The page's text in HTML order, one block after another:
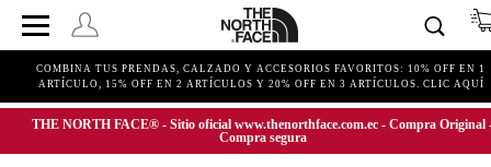
COMBINA TUS PRENDAS, CALZADO Y ACCESORIOS FAVORITOS: 10% OFF EN 1
ARTÍCULO, 15% OFF EN 2 ARTÍCULOS Y 20% OFF EN 3 ARTÍCULOS. CLIC AQUÍ
THE NORTH FACE® - Sitio oficial www.thenorthface.com.ec - Compra Original
Compra segura